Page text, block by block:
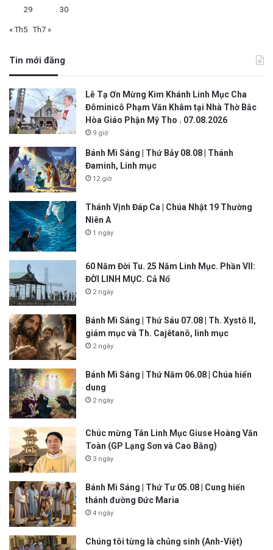
29 30
« Th5 Th7 »
Tin mới đăng
Lễ Tạ Ơn Mừng Kim Khánh Linh Mục Cha
Đôminicô Phạm Văn Khâm tại Nhà Thờ Bắc
Hòa Giáo Phận Mỹ Tho . 07.08.2026
9 giờ
Bánh Mì Sáng | Thứ Bảy 08.08 | Thánh
Đaminh, Linh mục
12 giờ
Thánh Vịnh Đáp Ca | Chúa Nhật 19 Thường
Niên A
1 ngày
60 Năm Đời Tu. 25 Năm Linh Mục. Phần VII:
ĐỜI LINH MỤC. Cả Nổ
2 ngày
Bánh Mì Sáng | Thứ Sáu 07.08 | Th. Xystô II,
giám mục và Th. Cajêtanô, linh mục
2 ngày
Bánh Mì Sáng | Thứ Năm 06.08 | Chúa hiển
dung
2 ngày
Chúc mừng Tân Linh Mục Giuse Hoàng Văn
Toàn (GP Lạng Sơn và Cao Bằng)
3 ngày
Bánh Mì Sáng | Thứ Tư 05.08 | Cung hiến
thánh đường Đức Maria
4 ngày
Chúng tôi từng là chủng sinh (Anh-Việt)